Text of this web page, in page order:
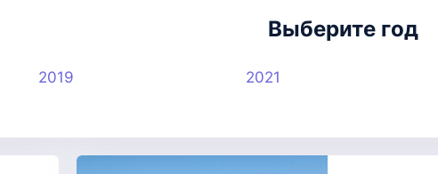
Выберите год
2019 2021